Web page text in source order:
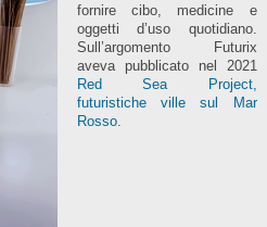
fornire cibo, medicine e
oggetti d’uso quotidiano.
Sull’argomento Futurix
aveva pubblicato nel 2021
Red Sea Project,
futuristiche ville sul Mar
Rosso